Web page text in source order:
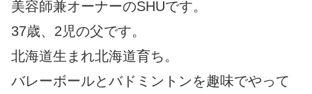
美容師兼オーナーのSHUです。
37歳、2児の父です。
北海道生まれ北海道育ち。
バレーボールとバドミントンを趣味でやって